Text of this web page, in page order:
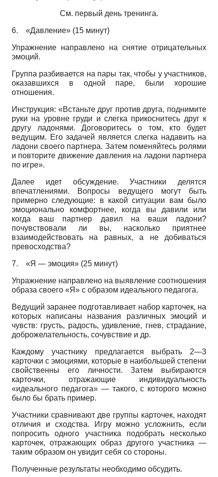
См. первый день тренинга.
6. «Давление» (15 минут)
Упражнение направлено на снятие отрицательных
эмоций.
Группа разбивается на пары так, чтобы у участников,
оказавшихся в одной паре, были хорошие
отношения.
Инструкция: «Встаньте друг против друга, поднимите
руки на уровне груди и слегка прикоснитесь друг к
другу ладонями. Договоритесь о том, кто будет
ведущим. Его задачей является слегка надавить на
ладони своего партнера. Затем поменяйтесь ролями
и повторите движение давления на ладони партнера
по игре».
Далее идет обсуждение. Участники делятся
впечатлениями. Вопросы ведущего могут быть
примерно следующие: в какой ситуации вам было
эмоционально комфортнее, когда вы давили или
когда ваш партнер давил на ваши ладони?
почувствовали ли вы, насколько приятнее
взаимодействовать на равных, а не добиваться
превосходства?
7. «Я — эмоция» (25 минут)
Упражнение направлено на выявление соотношения
образа своего «Я» с образом идеального педагога.
Ведущий заранее подготавливает набор карточек, на
которых написаны названия различных эмоций и
чувств: грусть, радость, удивление, гнев, страдание,
доброжелательность, сочувствие и др.
Каждому участнику предлагается выбрать 2—3
карточки с эмоциями, которые в наибольшей степени
свойственны его личности. Затем выбираются
карточки, отражающие индивидуальность
«идеального педагога» — такого, с которого можно
было бы брать пример.
Участники сравнивают две группы карточек, находят
отличия и сходства. Игру можно усложнить, если
попросить одного участника подобрать несколько
карточек, отражающих образ другого участника —
таким образом он увидит себя со стороны.
Полученные результаты необходимо обсудить.